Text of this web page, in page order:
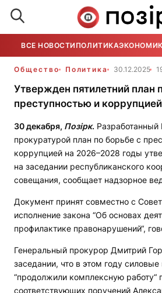
ВСЕ НОВОСТИ ПОЛИТИКА
Общество Политика 30.12.2025
Утвержден пятилетний план
преступностью и коррупцией
30 декабря, Позірк. Разработанный
прокуратурой план по борьбе с
коррупцией на 2026–2028 годы
на заседании республиканского
совещания, сообщает надзорное
Документ принят совместно с
исполнение закона “Об основах
профилактике правонарушений“,
Генеральный прокурор Дмитрий
заседании, что в этом году
“продолжили комплексную работу“
соответствующих поручений